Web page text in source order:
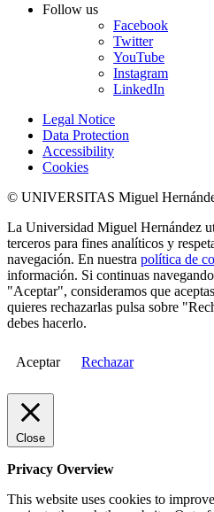
Follow us
Facebook
Twitter
YouTube
Instagram
LinkedIn
Legal Notice
Data Protection
Accessibility
Cookies
© UNIVERSITAS Miguel
La Universidad Miguel Hernández
terceros para fines analíticos y
navegación. En nuestra política de
información. Si continuas
"Aceptar", consideramos que
quieres rechazarlas pulsa sobre
debes hacerlo.
Aceptar Rechazar
Close
Privacy Overview
This website uses cookies to